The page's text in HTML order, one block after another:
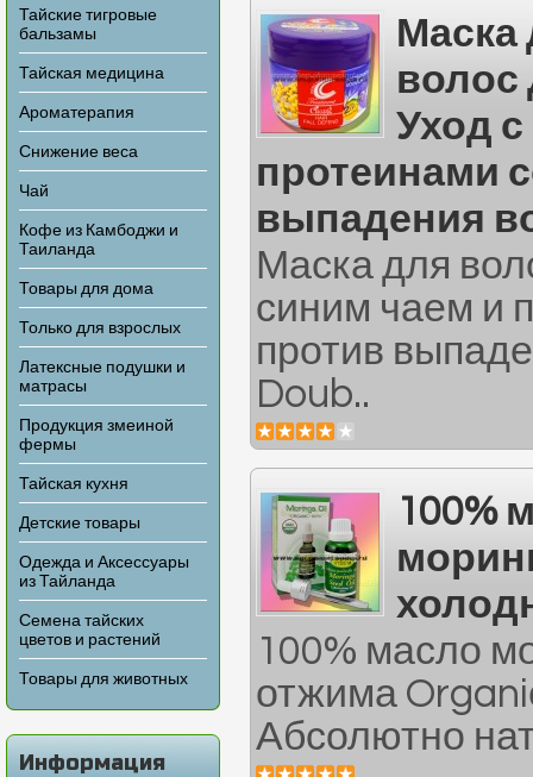
Тайские тигровые
бальзамы
Тайская медицина
Ароматерапия
Снижение веса
Чай
Кофе из Камбоджи и
Таиланда
Товары для дома
Только для взрослых
Латексные подушки и
матрасы
Продукция змеиной
фермы
Тайская кухня
Детские товары
Одежда и Аксессуары
из Тайланда
Семена тайских
цветов и растений
Товары для животных
Информация
Маска
волос
Уход
протеинами
выпадения
Маска для
синим чаем и
против
Doub..
100%
100% масло
отжима
Абсолютно